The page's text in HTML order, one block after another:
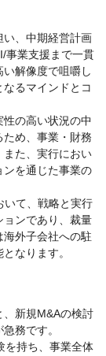
い、中期経営計画
事業支援まで一貫
解像度で咀嚼し
るマインドとコ
の高い状況の中
め、事業・財務
また、実行におい
ンを通じた事業の
いて、戦略と実行
ョンであり、裁量
外子会社への駐
なります。
新規M&Aの検討
務です。
を持ち、事業全体